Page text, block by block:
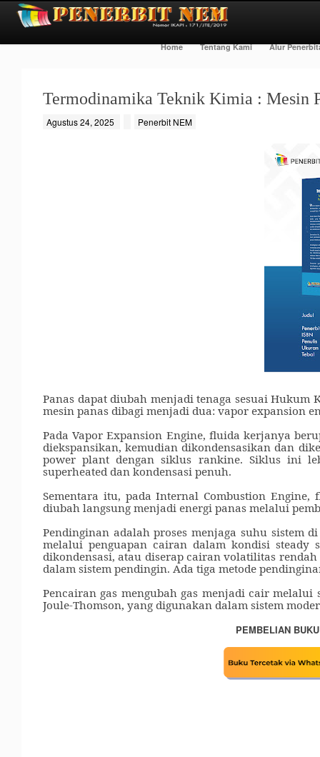
Home Tentang Kami Alur
Termodinamika Teknik Kimia : Mesin
Agustus 24, 2025 Penerbit NEM
Panas dapat diubah menjadi tenaga sesuai
mesin panas dibagi menjadi dua: vapor expansion
Pada Vapor Expansion Engine, fluida kerjanya
diekspansikan, kemudian dikondensasikan dan
power plant dengan siklus rankine. Siklus ini
superheated dan kondensasi penuh.
Sementara itu, pada Internal Combustion
diubah langsung menjadi energi panas melalui
Pendinginan adalah proses menjaga suhu sistem
melalui penguapan cairan dalam kondisi
dikondensasi, atau diserap cairan volatilitas
dalam sistem pendingin. Ada tiga metode
Pencairan gas mengubah gas menjadi cair
Joule-Thomson, yang digunakan dalam sistem
PEMBELIAN